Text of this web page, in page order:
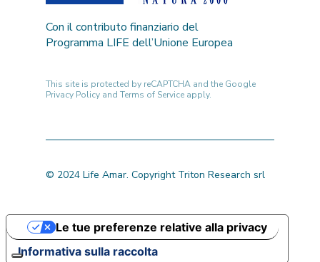
Con il contributo finanziario del
Programma LIFE dell’Unione Europea
This site is protected by reCAPTCHA and the Google
Privacy Policy and Terms of Service apply.
© 2024 Life Amar. Copyright Triton Research srl
Informativa sulla raccolta
Le tue preferenze relative alla privacy